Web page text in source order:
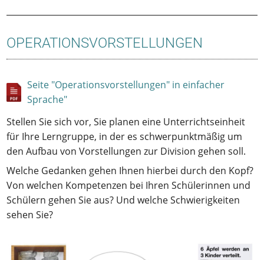
OPERATIONSVORSTELLUNGEN
Seite "Operationsvorstellungen" in einfacher
Sprache"
Stellen Sie sich vor, Sie planen eine Unterrichtseinheit
für Ihre Lerngruppe, in der es schwerpunktmäßig um
den Aufbau von Vorstellungen zur Division gehen soll.
Welche Gedanken gehen Ihnen hierbei durch den Kopf?
Von welchen Kompetenzen bei Ihren Schülerinnen und
Schülern gehen Sie aus? Und welche Schwierigkeiten
sehen Sie?